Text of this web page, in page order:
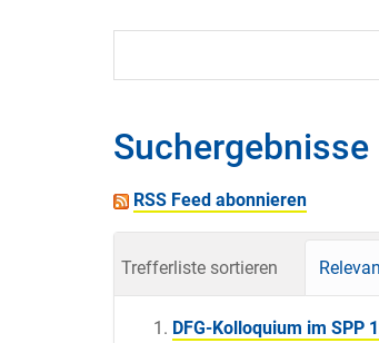
Suchergebnisse
RSS Feed abonnieren
Trefferliste sortieren
DFG-Kolloquium im SPP